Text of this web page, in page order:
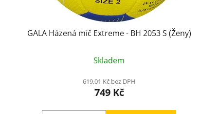
GALA Házená míč Extreme - BH 2053 S (Ženy)
Skladem
619,01 Kč bez DPH
749 Kč